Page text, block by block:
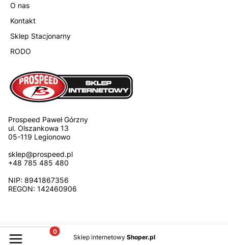
O nas
Kontakt
Sklep Stacjonarny
RODO
Prospeed Paweł Górzny
ul. Olszankowa 13
05-119 Legionowo
sklep@prospeed.pl
+48 785 485 480
NIP: 8941867356
REGON: 142460906
Sklep internetowy Shoper.pl
Produkty w koszyku: 0. Zobacz szczegóły